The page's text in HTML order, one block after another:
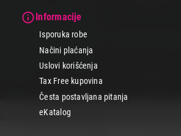
Informacije
Isporuka robe
Načini plaćanja
Uslovi korišćenja
Tax Free kupovina
Česta postavljana pitanja
eKatalog